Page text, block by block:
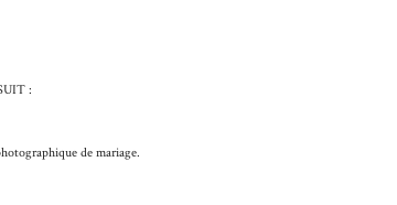
:
de mariage.